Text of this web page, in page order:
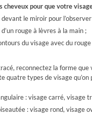
cheveux pour que votre
devant le miroir pour
rouge à lèvres à la main ;
du visage avec du
reconnectez la forme que
quatre types de visage
: visage carré, visage
: visage rond, visage